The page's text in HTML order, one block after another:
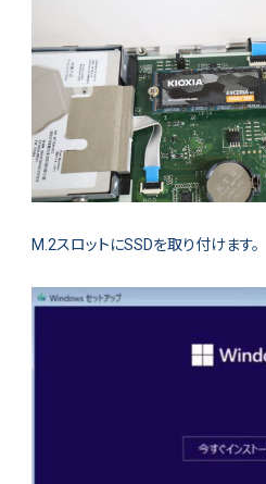
M.2スロットにSSDを取り付けます。